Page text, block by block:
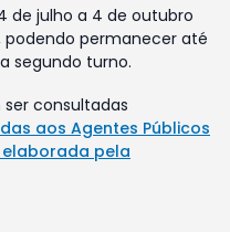
de julho a 4 de outubro
podendo permanecer até
segundo turno.
consultadas
aos Agentes Públicos
elaborada pela